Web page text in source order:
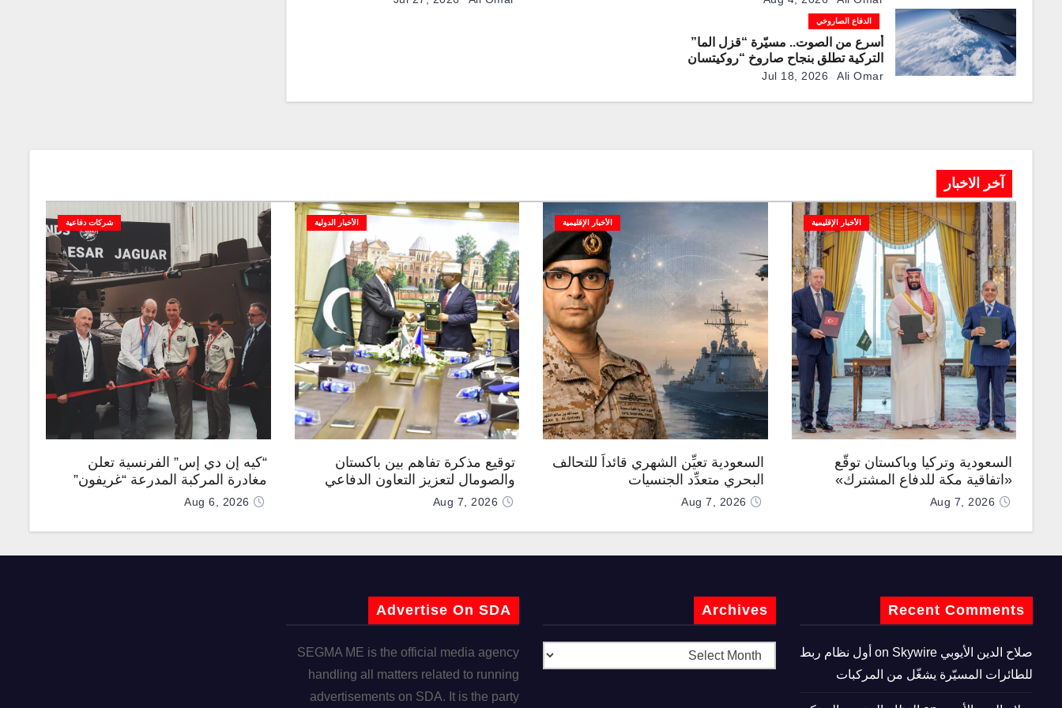
الدفاع الصاروخي
أسرع من الصوت.. مسيّرة “قزل الما”
التركية تطلق بنجاح صاروخ “روكيتسان
JET-230”
Jul 18, 2026 Ali Omar
آخر الاخبار
الأخبار الإقليمية
السعودية وتركيا وباكستان توقّع
«اتفاقية مكة للدفاع المشترك»
Aug 7, 2026
الأخبار الإقليمية
السعودية تعيِّن الشهري قائداً للتحالف
البحري متعدِّد الجنسيات
Aug 7, 2026
الأخبار الدولية
توقيع مذكرة تفاهم بين باكستان
والصومال لتعزيز التعاون الدفاعي
Aug 7, 2026
شركات دفاعية
“كيه إن دي إس” الفرنسية تعلن
مغادرة المركبة المدرعة “غريفون”
رقم 1000 لخط الإنتاجAug 6, 2026
Recent Comments
صلاح الدين الأيوبي
Skywire أول نظام ربط
للطائرات المسيّرة يشغّل من المركبات
Archives
Advertise On SDA
SEGMA ME is the official media agency
handling all matters related to running
advertisements on SDA. It is the party